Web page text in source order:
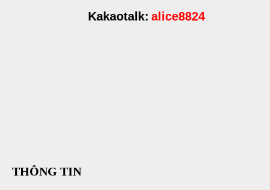
Kakaotalk: alice8824
THÔNG TIN